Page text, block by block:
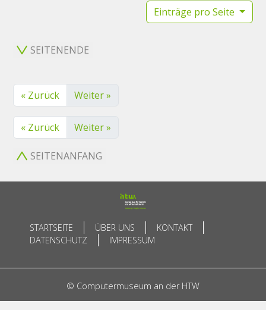
Einträge pro Seite
SEITENENDE
« Zurück Weiter »
« Zurück Weiter »
SEITENANFANG
STARTSEITE ÜBER UNS
KONTAKT
DATENSCHUTZ
IMPRESSUM
© Computermuseum an der HTW